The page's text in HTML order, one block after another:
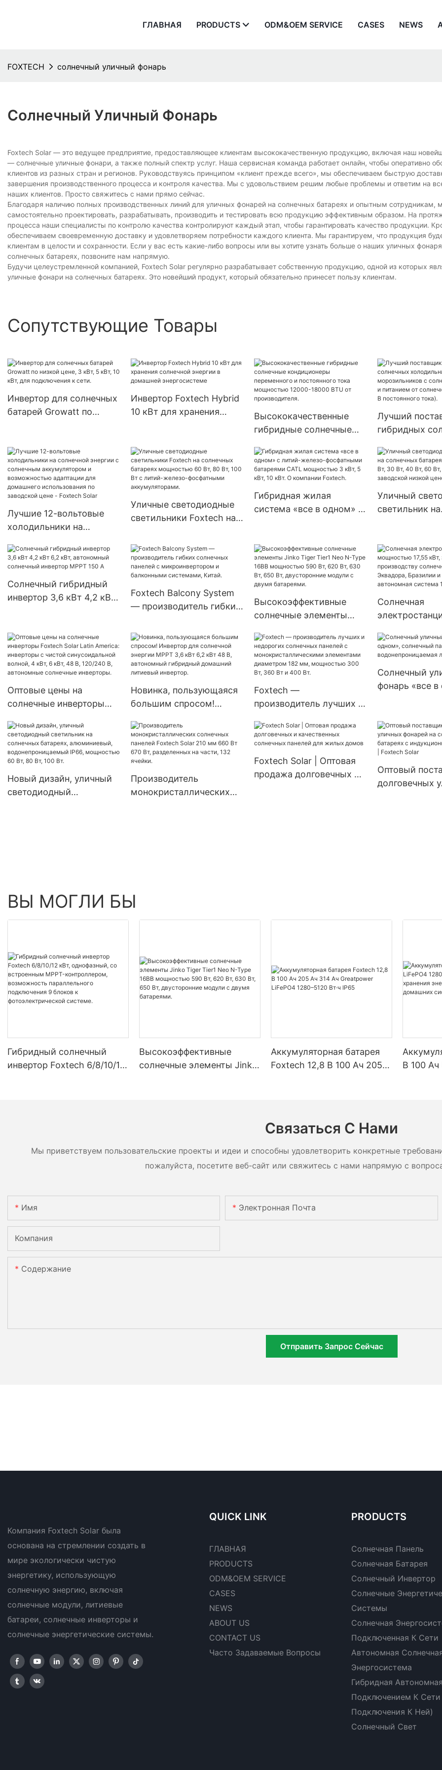
ГЛАВНАЯ PRODUCTS ODM&OEM SERVICE CASES NEWS
FOXTECH солнечный уличный фонарь
Солнечный Уличный Фонарь
Foxtech Solar — это ведущее предприятие, предоставляющее клиентам высококачественную продукцию, включая наш
— солнечные уличные фонари, а также полный спектр услуг. Наша сервисная команда работает онлайн, чтобы оперативно
клиентов из разных стран и регионов. Руководствуясь принципом «клиент прежде всего», мы обеспечиваем быструю
завершения производственного процесса и контроля качества. Мы с удовольствием решим любые проблемы и ответим на
наших клиентов. Просто свяжитесь с нами прямо сейчас.
Благодаря наличию полных производственных линий для уличных фонарей на солнечных батареях и опытным
самостоятельно проектировать, разрабатывать, производить и тестировать всю продукцию эффективным образом. На
процесса наши специалисты по контролю качества контролируют каждый этап, чтобы гарантировать качество продукции.
обеспечиваем своевременную доставку и удовлетворяем потребности каждого клиента. Мы гарантируем, что продукция
​​клиентам в целости и сохранности. Если у вас есть какие-либо вопросы или вы хотите узнать больше о наших уличных
солнечных батареях, позвоните нам напрямую.
Будучи целеустремленной компанией, Foxtech Solar регулярно разрабатывает собственную продукцию, одной из которых
уличные фонари на солнечных батареях. Это новейший продукт, который обязательно принесет пользу клиентам.
Сопутствующие Товары
Инвертор для солнечных
батарей Growatt по
к сети.
Инвертор Foxtech Hybrid
10 кВт для хранения
энергосистеме
Высококачественные
гибридные солнечные
переменного и
постоянного тока
мощностью 12000-18000
BTU от производителя.
Лучший
гибридных
солнечной
питанием от
энергии (12 В
постоянного
Лучшие 12-вольтовые
холодильники на
солнечным
аккумулятором и
возможностью
адаптации для
заводской цене - Foxtech
Solar
Уличные светодиодные
светильники Foxtech на
мощностью 60 Вт, 80 Вт,
100 Вт с литий-железо-
фосфатными
Гибридная жилая
система «все в одном» с
CATL мощностью 3 кВт,
5 кВт, 10 кВт. О компании
Foxtech.
Уличный
светильник на
40 Вт, 60 Вт,
Вт по
цене.
Солнечный гибридный
инвертор 3,6 кВт 4,2 кВт
MPPT 150 А
Foxtech Balcony System
— производитель гибких
микроинвертором и
балконными системами,
Китай.
Высокоэффективные
солнечные элементы
Type 16BB мощностью
590 Вт, 620 Вт, 630 Вт,
650 Вт, двусторонние
батареями.
Солнечная
завод по
солнечных
Эквадора,
Колумбии,
Оптовые цены на
солнечные инверторы
America: инверторы с
чистой синусоидальной
волной, 4 кВт, 6 кВт, 48
солнечные инверторы.
Новинка, пользующаяся
большим спросом!
энергии MPPT 3,6 кВт 6,2
кВт 48 В, автономный
гибридный домашний
Foxtech —
производитель лучших и
панелей с
монокристаллическими
элементами диаметром
182 мм, мощностью 300
Солнечный
фонарь «все
лампа
Новый дизайн, уличный
светодиодный
Производитель
монокристаллических
Foxtech Solar | Оптовая
продажа долговечных и
Оптовый
долговечных
ВЫ МОГЛИ БЫ
Гибридный солнечный
инвертор Foxtech 6/8/10/12
фотоэлектрической
Высокоэффективные
солнечные элементы Jinko
Аккумуляторная батарея
Foxtech 12,8 В 100 Ач 205
В 100 Ач
Связаться С Нами
Мы приветствуем пользовательские проекты и идеи и способны удовлетворить конкретные
пожалуйста, посетите веб-сайт или свяжитесь с нами напрямую с
Имя Электронная Почта
Компания
Содержание
Отправить Запрос Сейчас
Компания Foxtech Solar была
основана на стремлении создать в
мире экологически чистую
энергетику, использующую
солнечную энергию, включая
солнечные модули, литиевые
батареи, солнечные инверторы и
солнечные энергетические системы.
QUICK LINK
ГЛАВНАЯ
PRODUCTS
ODM&OEM SERVICE
CASES
NEWS
ABOUT US
CONTACT US
Часто Задаваемые Вопросы
PRODUCTS
Солнечная Панель
Солнечная Батарея
Солнечный Инвертор
Солнечные
Системы
Солнечная
Подключенная К Сети
Автономная
Энергосистема
Гибридная
Подключением К
Подключения К Ней)
Солнечный Свет